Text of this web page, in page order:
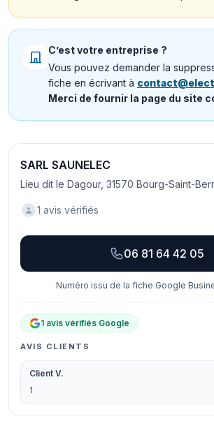
C’est votre entreprise ?
Vous pouvez demander la
fiche en écrivant à
Merci de fournir la page du site
SARL SAUNELEC
Lieu dit le Dagour, 31570 Bourg-Saint-
1 avis vérifiés
06 81 64 42 05
Numéro issu de la fiche Google
1 avis vérifiés Google
AVIS CLIENTS
Client V.
1